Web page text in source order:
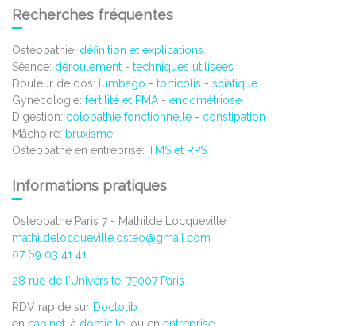
Recherches fréquentes
Ostéopathie: définition et explications
Séance: déroulement - techniques utilisées
Douleur de dos:
lumbago - torticolis - sciatique
Gynécologie: fertilité et PMA - endométriose
Digestion: colopathie fonctionnelle - constipation
Mâchoire: bruxisme
Ostéopathe en entreprise: TMS et RPS
Informations pratiques
Ostéopathe Paris 7 - Mathilde Locqueville
mathildelocqueville.osteo@gmail.com
07 69 03 41 41
28 rue de l'Université, 75007 Paris
RDV rapide sur Doctolib